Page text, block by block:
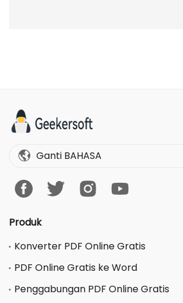
Ganti BAHASA
Produk
Konverter PDF Online Gratis
PDF Online Gratis ke Word
Penggabungan PDF Online Gratis